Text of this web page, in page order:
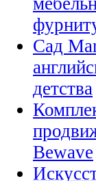
Сад
детства
Bewave